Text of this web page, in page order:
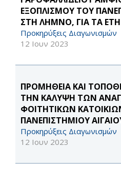
ΕΞΟΠΛΙΣΜΟΥ ΤΟΥ
ΣΤΗ ΛΗΜΝΟ, ΓΙΑ ΤΑ ΕΤΗ
Προκηρύξεις Διαγωνισμών
12 Ιουν 2023
ΠΡΟΜΗΘΕΙΑ ΚΑΙ
ΤΗΝ ΚΑΛΥΨΗ ΤΩΝ
ΦΟΙΤΗΤΙΚΩΝ
ΠΑΝΕΠΙΣΤΗΜΙΟΥ
Προκηρύξεις Διαγωνισμών
12 Ιουν 2023